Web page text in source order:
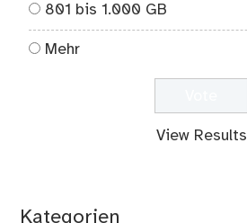
801 bis 1.000 GB
Mehr
View Results
Kategorien